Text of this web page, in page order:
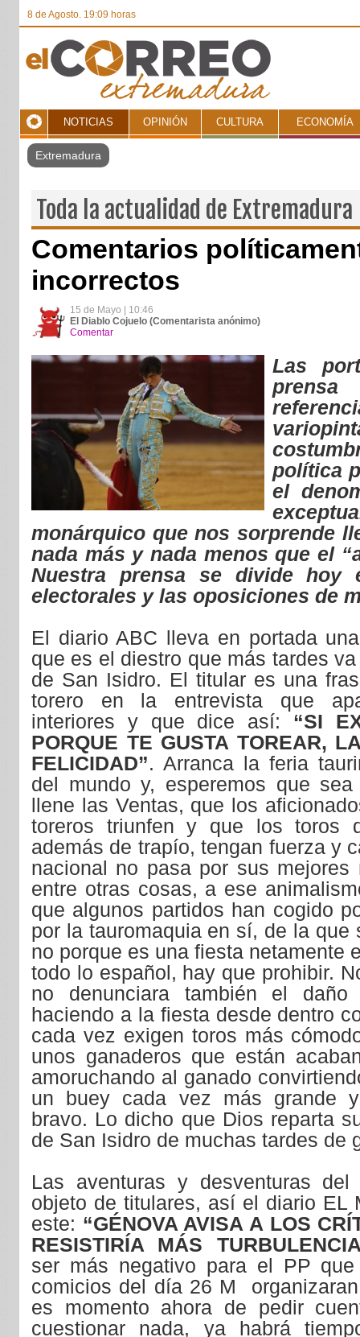
8 de Agosto. 19:09 horas
NOTICIAS OPINIÓN CULTURA ECONOMÍA
Toda la actualidad de Extremadura
Comentarios
incorrectos
15 de Mayo | 10:46
El Diablo Cojuelo (Comentarista anónimo)
Comentar
Las
política
el
monárquico que nos sorprende
nada más y nada menos que el
Nuestra prensa se divide hoy
electorales y las oposiciones de
El diario ABC lleva en portada
que es el diestro que más tardes
de San Isidro. El titular es una
torero en la entrevista que
interiores y que dice así: “SI
PORQUE TE GUSTA TOREAR,
FELICIDAD”. Arranca la feria
del mundo y, esperemos que
llene las Ventas, que los
toreros triunfen y que los toros
además de trapío, tengan fuerza y
nacional no pasa por sus mejores
entre otras cosas, a ese
que algunos partidos han cogido
por la tauromaquia en sí, de la que
no porque es una fiesta netamente
todo lo español, hay que prohibir.
no denunciara también el
haciendo a la fiesta desde dentro
cada vez exigen toros más
unos ganaderos que están
amoruchando al ganado
un buey cada vez más grande
bravo. Lo dicho que Dios reparta
de San Isidro de muchas tardes de
Las aventuras y desventuras
objeto de titulares, así el diario EL
este: “GÉNOVA AVISA A LOS
RESISTIRÍA MÁS
ser más negativo para el PP
comicios del día 26 M
es momento ahora de pedir
cuestionar nada, ya habrá